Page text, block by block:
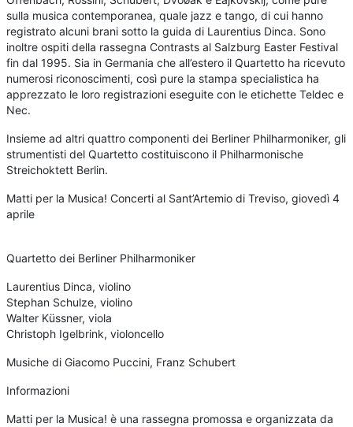
sulla musica contemporanea, quale jazz e tango, di cui hanno
registrato alcuni brani sotto la guida di Laurentius Dinca. Sono
inoltre ospiti della rassegna Contrasts al Salzburg Easter Festival
fin dal 1995. Sia in Germania che all’estero il Quartetto ha ricevuto
numerosi riconoscimenti, così pure la stampa specialistica ha
apprezzato le loro registrazioni eseguite con le etichette Teldec e
Nec.
Insieme ad altri quattro componenti dei Berliner Philharmoniker, gli
strumentisti del Quartetto costituiscono il Philharmonische
Streichoktett Berlin.
Matti per la Musica! Concerti al Sant’Artemio di Treviso, giovedì 4
aprile
Quartetto dei Berliner Philharmoniker
Laurentius Dinca, violino
Stephan Schulze, violino
Walter Küssner, viola
Christoph Igelbrink, violoncello
Musiche di Giacomo Puccini, Franz Schubert
Informazioni
Matti per la Musica! è una rassegna promossa e organizzata da